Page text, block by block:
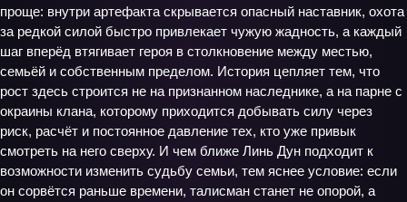
проще: внутри артефакта скрывается опасный наставник, охота
за редкой силой быстро привлекает чужую жадность, а каждый
шаг вперёд втягивает героя в столкновение между местью,
семьёй и собственным пределом. История цепляет тем, что
рост здесь строится не на признанном наследнике, а на парне с
окраины клана, которому приходится добывать силу через
риск, расчёт и постоянное давление тех, кто уже привык
смотреть на него сверху. И чем ближе Линь Дун подходит к
возможности изменить судьбу семьи, тем яснее условие: если
он сорвётся раньше времени, талисман станет не опорой, а